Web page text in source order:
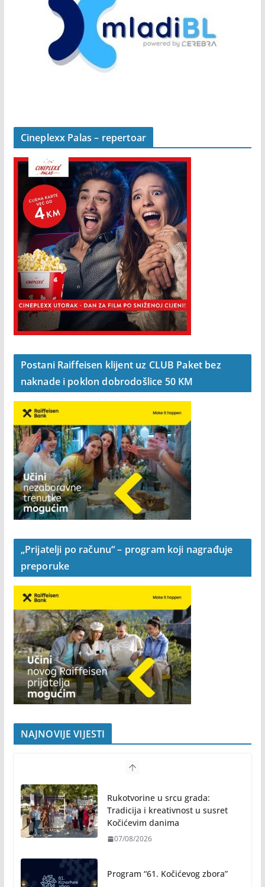
Cineplexx Palas – repertoar
Postani Raiffeisen klijent uz CLUB Paket bez
naknade i poklon dobrodošlice 50 KM
„Prijatelji po računu“ – program koji nagrađuje
preporuke
NAJNOVIJE VIJESTI
Tradicija i kreativnost u susret
Kočićevim danima